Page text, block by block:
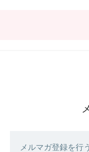
メルマガ登録を行